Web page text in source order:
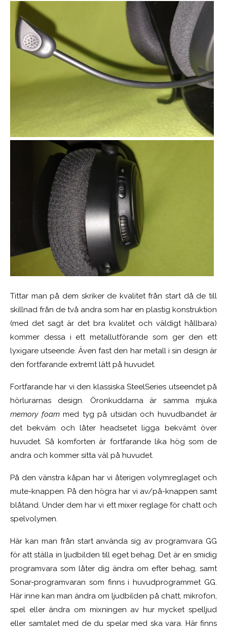
Tittar man på dem skriker de kvalitet från start då de till
skillnad från de två andra som har en plastig konstruktion
(med det sagt är det bra kvalitet och väldigt hållbara)
kommer dessa i ett metallutförande som ger den ett
lyxigare utseende. Även fast den har metall i sin design är
den fortfarande extremt lätt på huvudet.
Fortfarande har vi den klassiska SteelSeries utseendet på
hörlurarnas design. Öronkuddarna är samma mjuka
memory foammed tyg på utsidan och huvudbandet är
det bekväm och låter headsetet ligga bekvämt över
huvudet. Så komforten är fortfarande lika hög som de
andra och kommer sitta väl på huvudet.
På den vänstra kåpan har vi återigen volymreglaget och
mute-knappen. På den högra har vi av/på-knappen samt
blåtand. Under dem har vi ett mixer reglage för chatt och
spelvolymen.
Här kan man från start använda sig av programvara GG
för att ställa in ljudbilden till eget behag. Det är en smidig
programvara som låter dig ändra om efter behag, samt
Sonar-programvaran som finns i huvudprogrammet GG.
Här inne kan man ändra om ljudbilden på chatt, mikrofon,
spel eller ändra om mixningen av hur mycket spelljud
eller samtalet med de du spelar med ska vara. Här finns